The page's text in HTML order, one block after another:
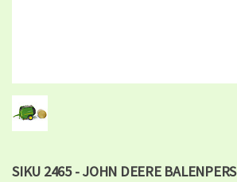
SIKU 2465 - JOHN DEERE BALENPERS